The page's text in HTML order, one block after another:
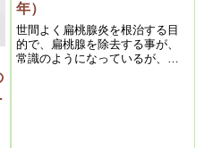
年）
世間よく扁桃腺炎を根治する目
的で、扁桃腺を除去する事が、
常識のようになっているが、最